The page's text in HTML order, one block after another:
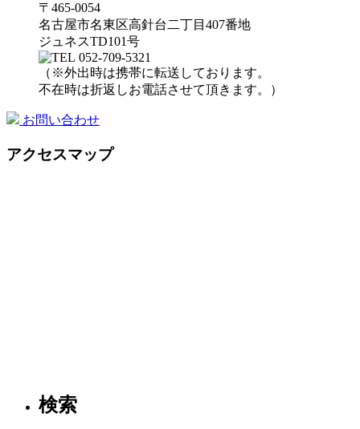
〒465-0054
名古屋市名東区高針台二丁目407番地
ジュネスTD101号
052-709-5321
（※外出時は携帯に転送しております。
不在時は折返しお電話させて頂きます。）
お問い合わせ
アクセスマップ
検索